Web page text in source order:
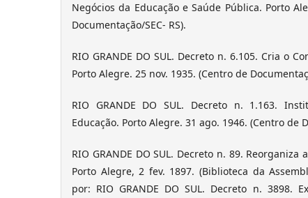
Negócios da Educação e Saúde Pública. Porto
Documentação/SEC- RS).
RIO GRANDE DO SUL. Decreto n. 6.105. Cria o
Porto Alegre. 25 nov. 1935. (Centro de
RIO GRANDE DO SUL. Decreto n. 1.163.
Educação. Porto Alegre. 31 ago. 1946. (Centro de
RIO GRANDE DO SUL. Decreto n. 89.
Porto Alegre, 2 fev. 1897. (Biblioteca da
por: RIO GRANDE DO SUL. Decreto n. 3898.